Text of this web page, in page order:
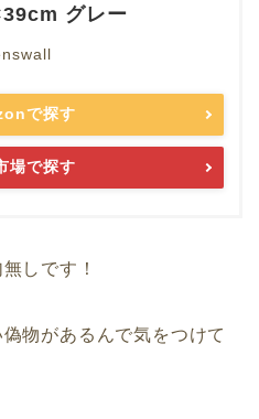
グレー
で探す
場で探す
しです！
物があるんで気をつけて